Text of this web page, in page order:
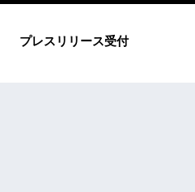
プレスリリース受付